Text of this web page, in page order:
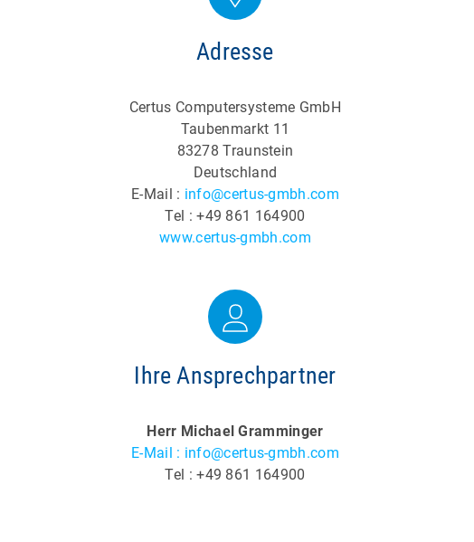
Adresse
Certus Computersysteme GmbH
Taubenmarkt 11
83278 Traunstein
Deutschland
E-Mail : info@certus-gmbh.com
Tel : +49 861 164900
www.certus-gmbh.com
Ihre Ansprechpartner
Herr Michael Gramminger
E-Mail : info@certus-gmbh.com
Tel : +49 861 164900